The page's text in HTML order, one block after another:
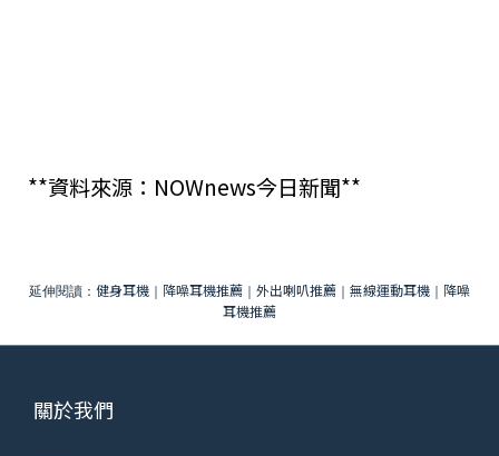
**資料來源：NOWnews今日新聞**
延伸閱讀： 健身耳機 降噪耳機推薦 外出喇叭推薦 無線運動耳機
降噪
耳機推薦
關於我們